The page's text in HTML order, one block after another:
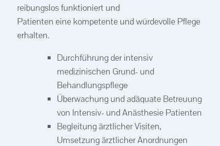
reibungslos funktioniert und
Patienten eine kompetente und würdevolle Pflege
erhalten.
Durchführung der intensiv
medizinischen Grund- und
Behandlungspflege
Überwachung und adäquate Betreuung
von Intensiv- und Anästhesie Patienten
Begleitung ärztlicher Visiten,
Umsetzung ärztlicher Anordnungen